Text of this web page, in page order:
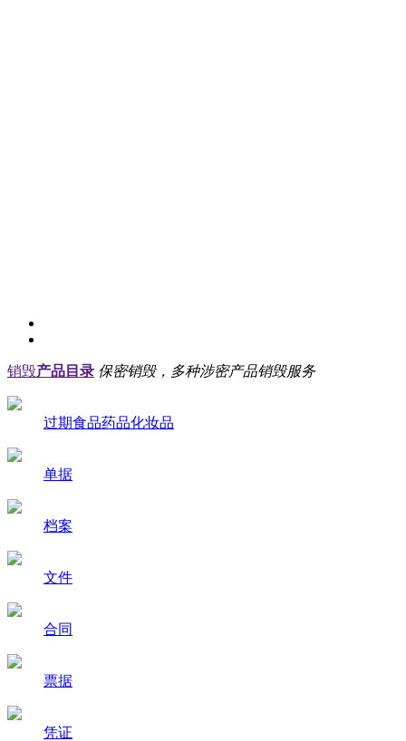
销毁产品目录 保密销毁，多种涉密产品销毁服务
过期食品药品化妆品
单据
档案
文件
合同
票据
凭证